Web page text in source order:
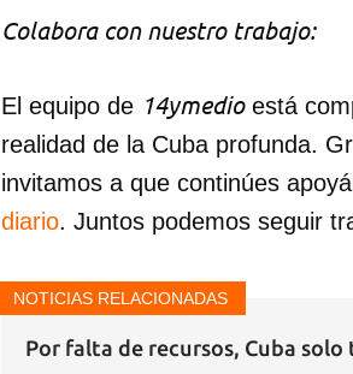
Colabora con nuestro trabajo:
El equipo de 14ymedioestá
realidad de la Cuba profunda.
invitamos a que continúes
diario. Juntos podemos seguir
NOTICIAS RELACIONADAS
Por falta de recursos, Cuba